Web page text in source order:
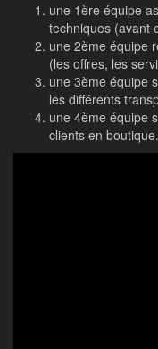
une 1ère équipe
techniques (avant
une 2ème équipe
(les offres, les
une 3ème équipe
les différents
une 4ème équipe
clients en boutique.